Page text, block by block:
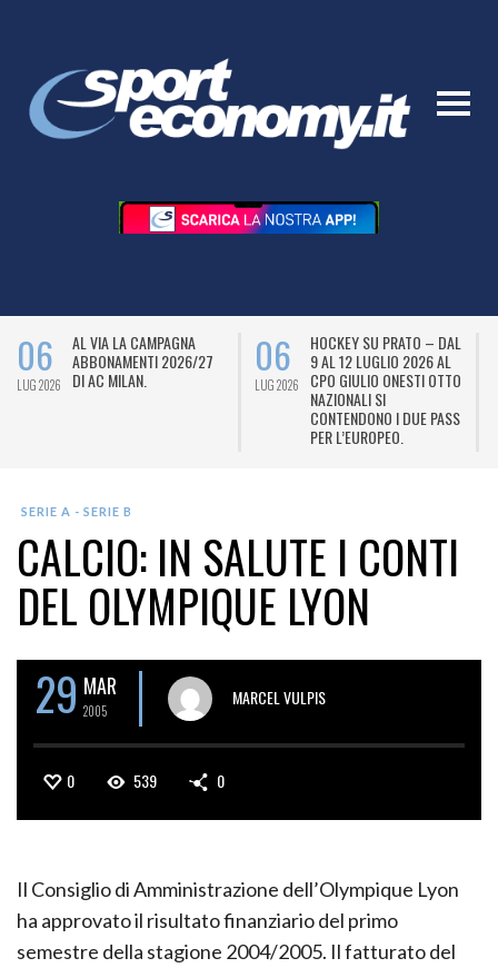
06
LUG 2026
AL VIA LA CAMPAGNA
ABBONAMENTI 2026/27
DI AC MILAN.
06
LUG 2026
HOCKEY SU PRATO – DAL
9 AL 12 LUGLIO 2026 AL
CPO GIULIO ONESTI OTTO
NAZIONALI SI
CONTENDONO I DUE PASS
PER L’EUROPEO.
SERIE A - SERIE B
CALCIO: IN SALUTE I CONTI
DEL OLYMPIQUE LYON
29 MAR
2005
MARCEL VULPIS
0 539 0
Il Consiglio di Amministrazione dell’Olympique Lyon
ha approvato il risultato finanziario del primo
semestre della stagione 2004/2005. Il fatturato del